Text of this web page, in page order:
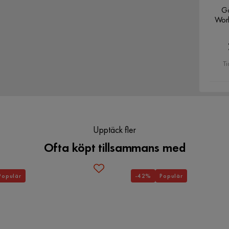
Upptäck fler
Ofta köpt tillsammans med
-42% Populär